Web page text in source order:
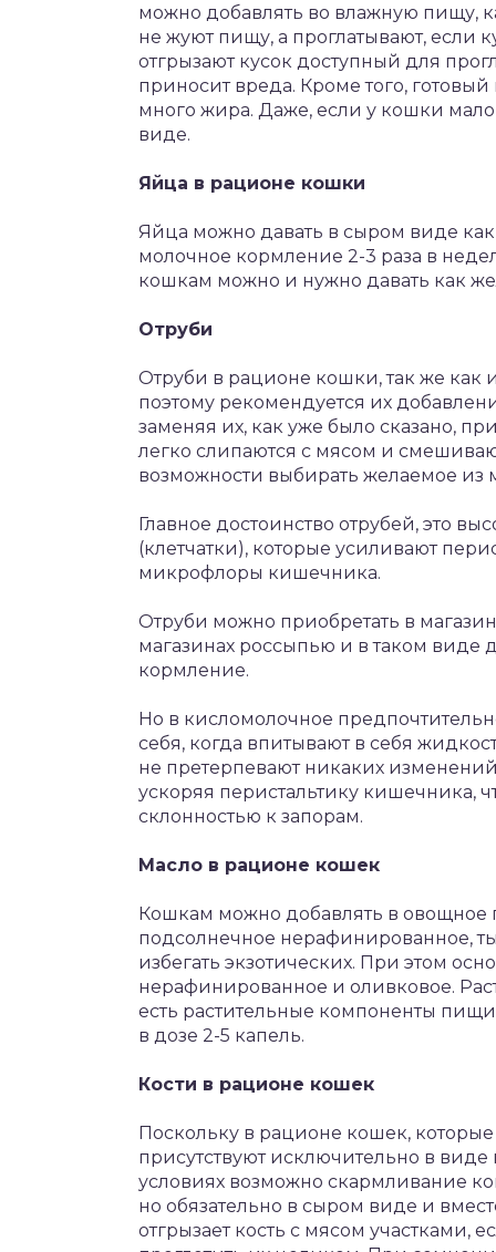
можно добавлять во влажную пищу,
не жуют пищу, а проглатывают, если
отгрызают кусок доступный для
приносит вреда. Кроме того,
много жира. Даже, если у кошки
виде.
Яйца в рационе кошки
Яйца можно давать в сыром виде
молочное кормление 2-3 раза в
кошкам можно и нужно давать как
Отруби
Отруби в рационе кошки, так же как
поэтому рекомендуется их
заменяя их, как уже было сказано,
легко слипаются с мясом и
возможности выбирать желаемое из
Главное достоинство отрубей, это
(клетчатки), которые усиливают
микрофлоры кишечника.
Отруби можно приобретать в
магазинах россыпью и в таком виде
кормление.
Но в кисломолочное
себя, когда впитывают в себя
не претерпевают никаких
ускоряя перистальтику кишечника,
склонностью к запорам.
Масло в рационе кошек
Кошкам можно добавлять в овощное
подсолнечное нерафинированное,
избегать экзотических. При этом
нерафинированное и оливковое.
есть растительные компоненты
в дозе 2-5 капель.
Кости в рационе кошек
Поскольку в рационе кошек,
присутствуют исключительно в
условиях возможно скармливание
но обязательно в сыром виде и
отгрызает кость с мясом участками,